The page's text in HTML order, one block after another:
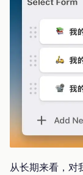
从长期来看，对